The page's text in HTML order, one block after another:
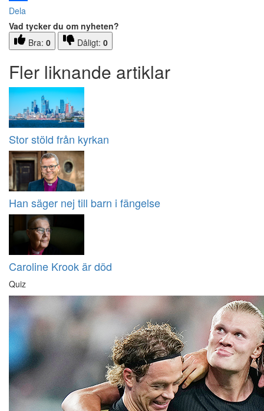
Dela
Vad tycker du om nyheten?
Bra: 0 Dåligt: 0
Fler liknande artiklar
Stor stöld från kyrkan
Han säger nej till barn i fängelse
Caroline Krook är död
Quiz